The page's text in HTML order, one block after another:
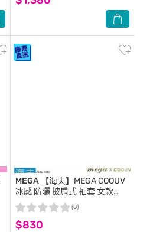
MEGA 【海夫】MEGA COOUV
冰感 防曬 披肩式 袖套 女款
(UV-F506)-黑XL
$830
(0)